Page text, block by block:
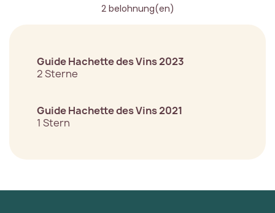
2 belohnung(en)
Guide Hachette des Vins 2023
2 Sterne
Guide Hachette des Vins 2021
1 Stern